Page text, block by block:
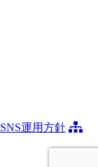
SNS運用方針